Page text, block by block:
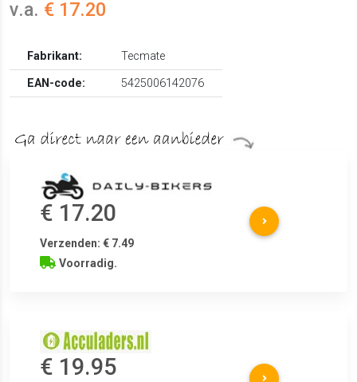
v.a. € 17.20
Fabrikant:
Tecmate
EAN-code:
5425006142076
€ 17.20
Verzenden: € 7.49
Voorradig.
€ 19.95